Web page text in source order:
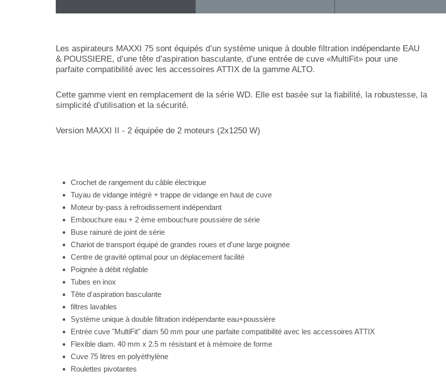
Les aspirateurs MAXXI 75 sont équipés d’un système unique à double filtration indépendante EAU
& POUSSIERE, d’une tête d’aspiration basculante, d’une entrée de cuve «MultiFit» pour une
parfaite compatibilité avec les accessoires ATTIX de la gamme ALTO.
Cette gamme vient en remplacement de la série WD. Elle est basée sur la fiabilité, la robustesse, la
simplicité d’utilisation et la sécurité.
Version MAXXI II - 2 équipée de 2 moteurs (2x1250 W)
Crochet de rangement du câble électrique
Tuyau de vidange intégré + trappe de vidange en haut de cuve
Moteur by-pass à refroidissement indépendant
Embouchure eau + 2 ème embouchure poussière de série
Buse rainuré de joint de série
Chariot de transport équipé de grandes roues et d'une large poignée
Centre de gravité optimal pour un déplacement facilité
Poignée à débit réglable
Tubes en inox
Tête d'aspiration basculante
filtres lavables
Système unique à double filtration indépendante eau+poussière
Entrée cuve "MultiFit" diam 50 mm pour une parfaite compatibilité avec les accessoires ATTIX
Flexible diam. 40 mm x 2.5 m résistant et à mémoire de forme
Cuve 75 litres en polyéthylène
Roulettes pivotantes